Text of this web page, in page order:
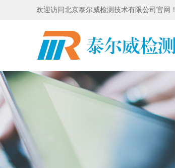
欢迎访问北京泰尔威检测技术有限公司官网！